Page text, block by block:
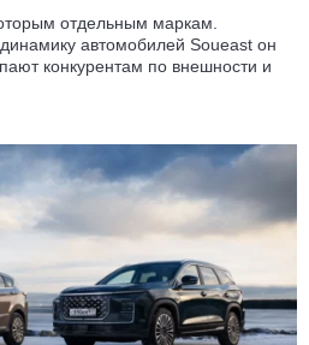
отдельным маркам.
автомобилей Soueast он
конкурентам по внешности и